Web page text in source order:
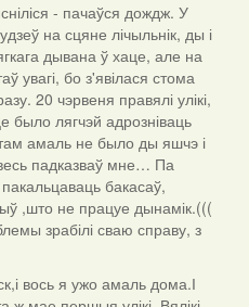
- пачаўся дождж. У
на сцяне лічыльнік, ды і
дывана ў хаце, але на
увагі, бо з'явілася стома
20 чэрвеня правялі улікі,
было лягчэй адрозніваць
амаль не было ды яшчэ і
падказваў мне… Па
бакасаў,
,што не працуе дынамік.(((
зрабілі сваю справу, з
вось я ужо амаль дома.І